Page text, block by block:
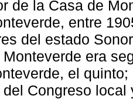
de la Casa de
entre
del estado
era
el
Congreso